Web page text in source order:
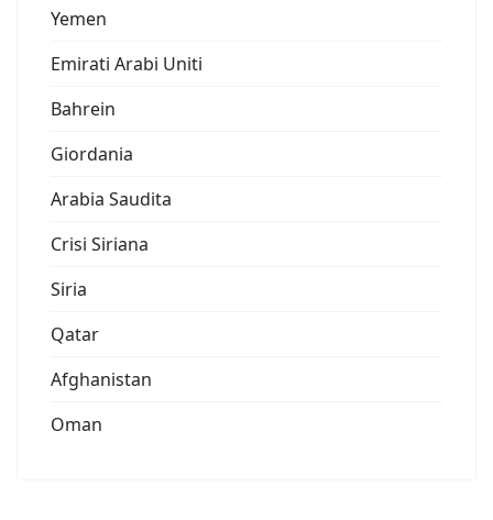
Yemen
Emirati Arabi Uniti
Bahrein
Giordania
Arabia Saudita
Crisi Siriana
Siria
Qatar
Afghanistan
Oman